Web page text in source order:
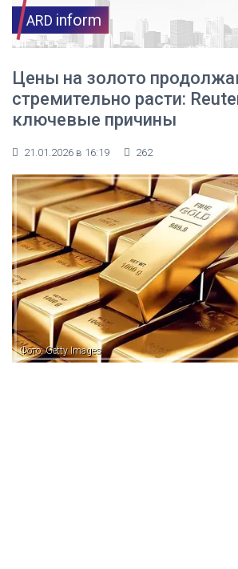
ARD inform
Цены на золото
стремительно расти:
ключевые причины
21.01.2026 в 16:19 262
Фото: Getty Images